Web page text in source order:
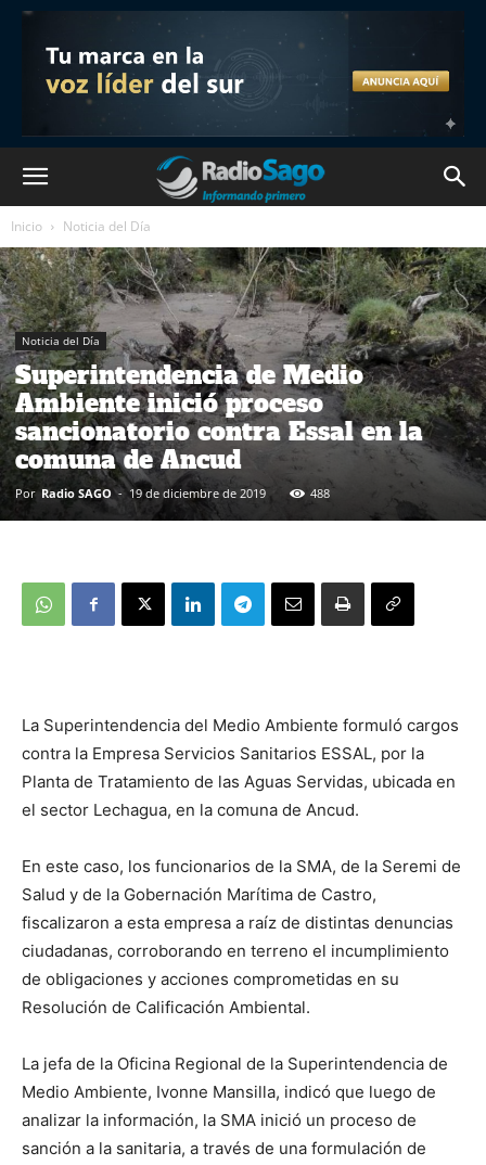
Inicio Noticia del Día
Noticia del Día
Superintendencia de Medio
Ambiente inició proceso
sancionatorio contra Essal en la
comuna de Ancud
Por Radio SAGO - 19 de diciembre de 2019 488
La Superintendencia del Medio Ambiente formuló cargos
contra la Empresa Servicios Sanitarios ESSAL, por la
Planta de Tratamiento de las Aguas Servidas, ubicada en
el sector Lechagua, en la comuna de Ancud.
En este caso, los funcionarios de la SMA, de la Seremi de
Salud y de la Gobernación Marítima de Castro,
fiscalizaron a esta empresa a raíz de distintas denuncias
ciudadanas, corroborando en terreno el incumplimiento
de obligaciones y acciones comprometidas en su
Resolución de Calificación Ambiental.
La jefa de la Oficina Regional de la Superintendencia de
Medio Ambiente, Ivonne Mansilla, indicó que luego de
analizar la información, la SMA inició un proceso de
sanción a la sanitaria, a través de una formulación de